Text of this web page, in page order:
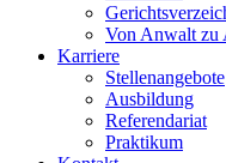
Von Anwalt zu
Karriere
Stellenangebote
Ausbildung
Referendariat
Praktikum